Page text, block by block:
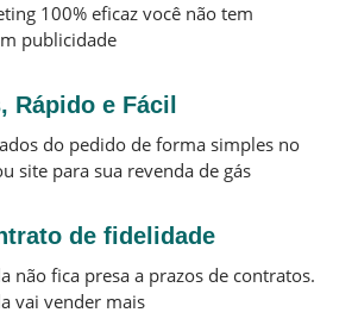
100% eficaz você não tem
publicidade
Rápido e Fácil
do pedido de forma simples no
site para sua revenda de gás
de fidelidade
não fica presa a prazos de contratos.
vai vender mais